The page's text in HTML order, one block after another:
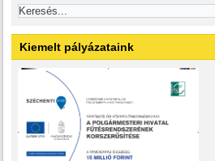
Kiemelt pályázataink